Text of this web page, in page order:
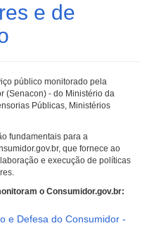
e de
público monitorado pela
(Senacon) - do Ministério da
Públicas, Ministérios
fundamentais para a
que fornece ao
e execução de políticas
o Consumidor.gov.br:
e Defesa do Consumidor -